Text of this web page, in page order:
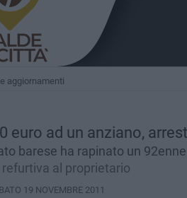
aggiornamenti
euro ad un anziano,
barese ha rapinato un
al proprietario
19 NOVEMBRE 2011